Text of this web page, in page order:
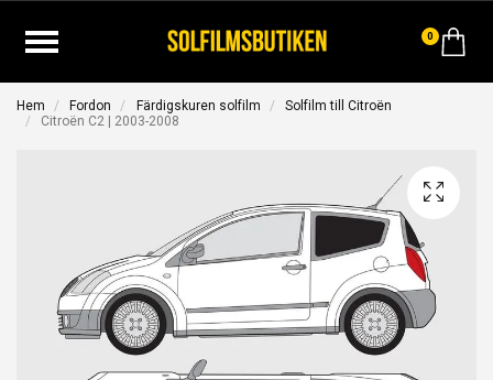
0
Hem Fordon Färdigskuren solfilm
Solfilm till Citroën
Citroën C2 | 2003-2008